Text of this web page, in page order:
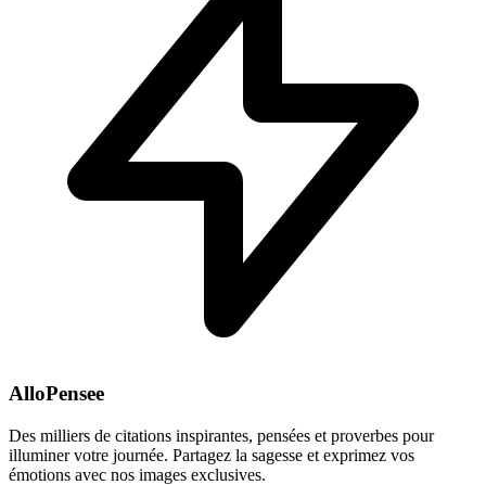
AlloPensee
Des milliers de citations inspirantes, pensées et proverbes pour
illuminer votre journée. Partagez la sagesse et exprimez vos
émotions avec nos images exclusives.